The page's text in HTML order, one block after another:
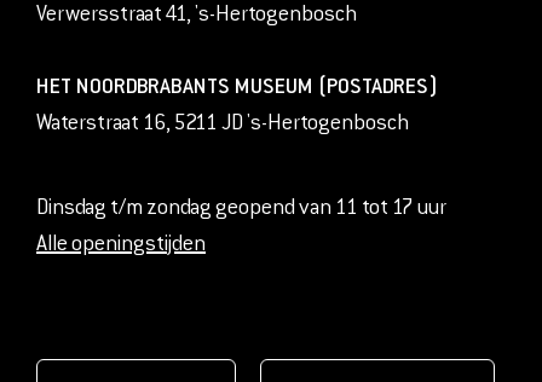
Verwersstraat 41, 's-Hertogenbosch
HET NOORDBRABANTS MUSEUM (POSTADRES)
Waterstraat 16, 5211 JD 's-Hertogenbosch
Dinsdag t/m zondag geopend van 11 tot 17 uur
Alle openingstijden